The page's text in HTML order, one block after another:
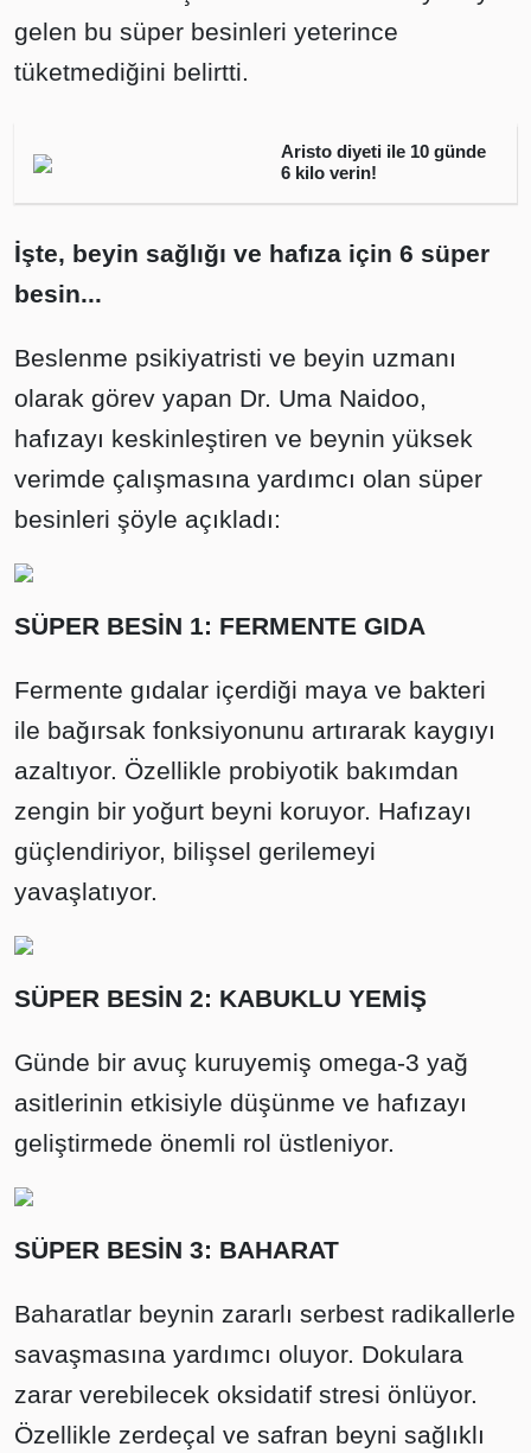
gelen bu süper besinleri yeterince
tüketmediğini belirtti.
Aristo diyeti ile 10 günde
6 kilo verin!
İşte, beyin sağlığı ve hafıza için 6 süper
besin...
Beslenme psikiyatristi ve beyin uzmanı
olarak görev yapan Dr. Uma Naidoo,
hafızayı keskinleştiren ve beynin yüksek
verimde çalışmasına yardımcı olan süper
besinleri şöyle açıkladı:
SÜPER BESİN 1: FERMENTE GIDA
Fermente gıdalar içerdiği maya ve bakteri
ile bağırsak fonksiyonunu artırarak kaygıyı
azaltıyor. Özellikle probiyotik bakımdan
zengin bir yoğurt beyni koruyor. Hafızayı
güçlendiriyor, bilişsel gerilemeyi
yavaşlatıyor.
SÜPER BESİN 2: KABUKLU YEMİŞ
Günde bir avuç kuruyemiş omega-3 yağ
asitlerinin etkisiyle düşünme ve hafızayı
geliştirmede önemli rol üstleniyor.
SÜPER BESİN 3: BAHARAT
Baharatlar beynin zararlı serbest radikallerle
savaşmasına yardımcı oluyor. Dokulara
zarar verebilecek oksidatif stresi önlüyor.
Özellikle zerdeçal ve safran beyni sağlıklı